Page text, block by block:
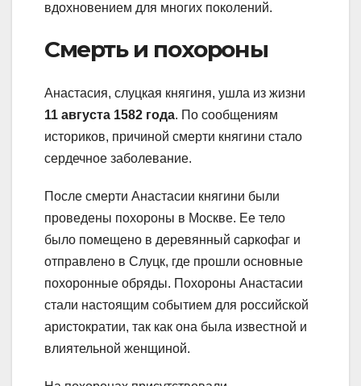
вдохновением для многих поколений.
Смерть и похороны
Анастасия, слуцкая княгиня, ушла из жизни
11 августа 1582 года. По сообщениям
историков, причиной смерти княгини стало
сердечное заболевание.
После смерти Анастасии княгини были
проведены похороны в Москве. Ее тело
было помещено в деревянный саркофаг и
отправлено в Слуцк, где прошли основные
похоронные обряды. Похороны Анастасии
стали настоящим событием для российской
аристократии, так как она была известной и
влиятельной женщиной.